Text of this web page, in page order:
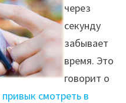
через
секунду
забывает
время. Это
говорит о
привык смотреть в